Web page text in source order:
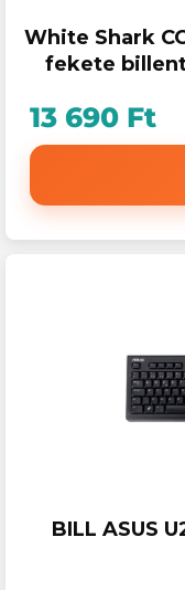
White Shark
fekete
13 690 Ft
BILL ASUS